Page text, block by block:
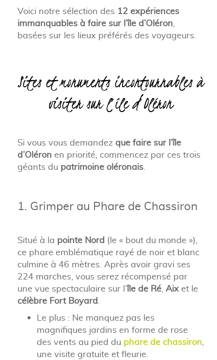
Voici notre sélection des 12 expériences
immanquables à faire sur l’île d’Oléron,
basées sur les lieux préférés des voyageurs.
Sites et monuments incontournables à
visiter sur l’île d’Oléron
Si vous vous demandez que faire sur l’île
d’Oléron en priorité, commencez par ces trois
géants du patrimoine oléronais.
1. Grimper au Phare de Chassiron
Situé à la pointe Nord (le « bout du monde »),
ce phare emblématique rayé de noir et blanc
culmine à 46 mètres. Après avoir gravi ses
224 marches, vous serez récompensé par
une vue spectaculaire sur l’île de Ré, Aixet le
célèbre Fort Boyard.
Le plus : Ne manquez pas les
magnifiques jardins en forme de rose
des vents au pied du phare de chassiron,
une visite gratuite et fleurie.